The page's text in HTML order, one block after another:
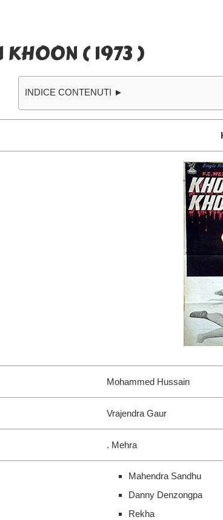
KHOON ( 1973 )
INDICE CONTENUTI ►
Mohammed Hussain
Vrajendra Gaur
. Mehra
Mahendra Sandhu
Danny Denzongpa
Rekha